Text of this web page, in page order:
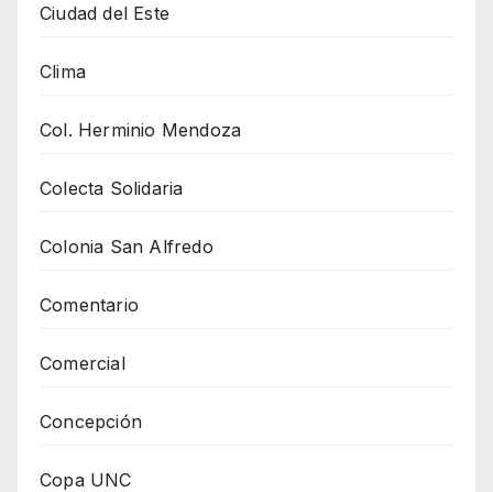
Ciudad del Este
Clima
Col. Herminio Mendoza
Colecta Solidaria
Colonia San Alfredo
Comentario
Comercial
Concepción
Copa UNC